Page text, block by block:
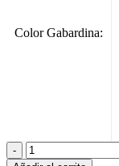
Color Gabardina:
Capota
Bea